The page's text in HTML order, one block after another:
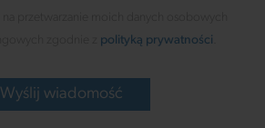
polityką prywatności
Wyślij wiadomość